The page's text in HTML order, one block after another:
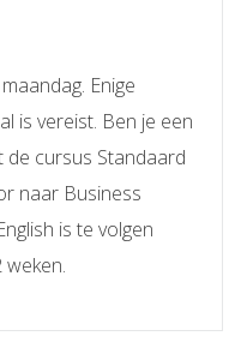
Enige
is vereist. Ben je een
de cursus Standaard
naar Business
is te volgen
weken.